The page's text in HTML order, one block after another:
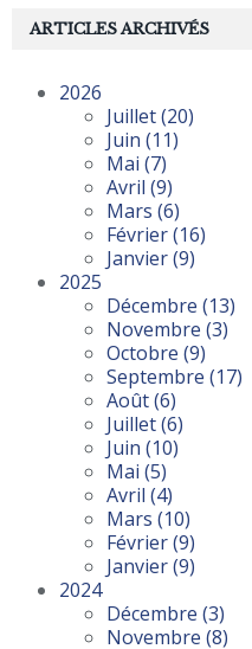
ARTICLES ARCHIVÉS
2026
Juillet(20)
Juin (11)
Mai (7)
Avril (9)
Mars (6)
Février(16)
Janvier(9)
2025
Décembre (13)
Novembre (3)
Octobre (9)
Septembre (17)
Août(6)
Juillet(6)
Juin (10)
Mai (5)
Avril (4)
Mars (10)
Février(9)
Janvier(9)
2024
Décembre (3)
Novembre (8)